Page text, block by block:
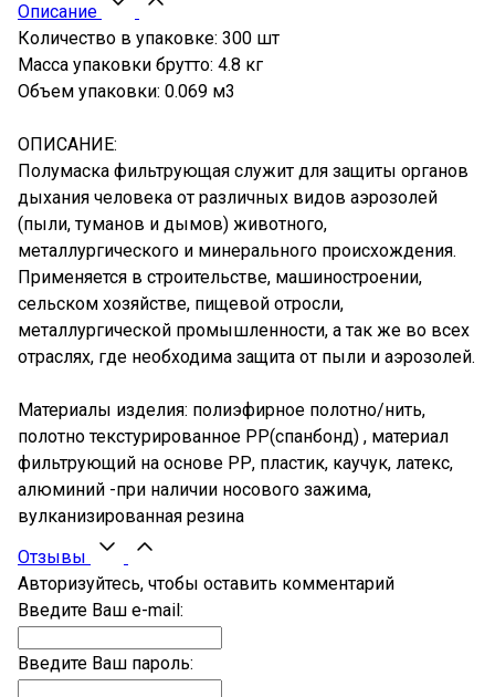
Описание
Количество в упаковке: 300 шт
Масса упаковки брутто: 4.8 кг
Объем упаковки: 0.069 м3
ОПИСАНИЕ:
Полумаска фильтрующая служит для защиты органов
дыхания человека от различных видов аэрозолей
(пыли, туманов и дымов) животного,
металлургического и минерального происхождения.
Применяется в строительстве, машиностроении,
сельском хозяйстве, пищевой отросли,
металлургической промышленности, а так же во всех
отраслях, где необходима защита от пыли и аэрозолей.
Материалы изделия: полиэфирное полотно/нить,
полотно текстурированное РР(спанбонд) , материал
фильтрующий на основе РР, пластик, каучук, латекс,
алюминий -при наличии носового зажима,
вулканизированная резина
Отзывы
Авторизуйтесь, чтобы оставить комментарий
Введите Ваш e-mail:
Введите Ваш пароль: